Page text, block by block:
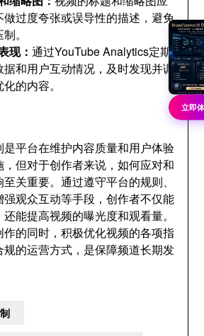
过度夸张或误导性的描述，避免
。
现：通过YouTube Analytics定期
和用户互动情况，及时发现并调
的内容。
是平台在维护内容质量和用户体验
但对于创作者来说，如何应对和
关重要。通过遵守平台的规则、
观众互动等手段，创作者不仅能
能提高视频的曝光度和观看量。
的同时，积极优化视频的各项指
的运营方式，是保障频道长期发
立即